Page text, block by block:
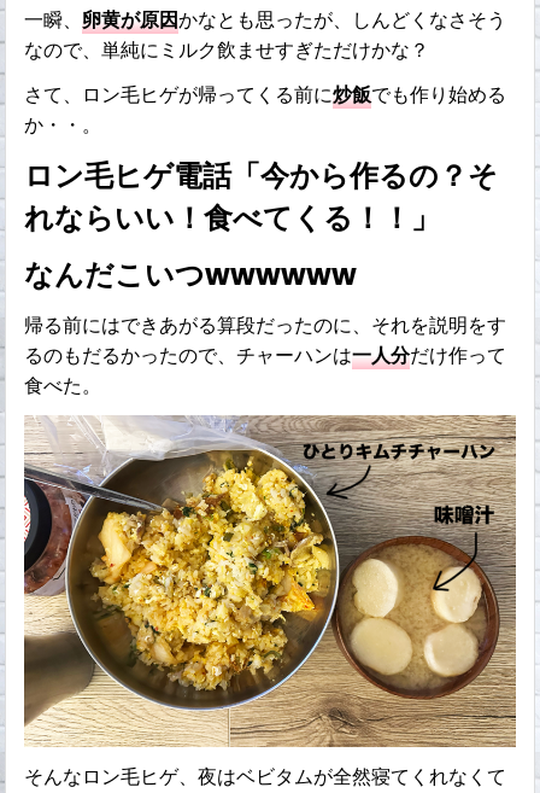
一瞬、卵黄が原因かなとも思ったが、しんどくなさそう
なので、単純にミルク飲ませすぎただけかな？
さて、ロン毛ヒゲが帰ってくる前に炒飯でも作り始める
か・・。
ロン毛ヒゲ電話「今から作るの？そ
れならいい！食べてくる！！」
なんだこいつwwwwww
帰る前にはできあがる算段だったのに、それを説明をす
るのもだるかったので、チャーハンは一人分だけ作って
食べた。
そんなロン毛ヒゲ、夜はベビタムが全然寝てくれなくて